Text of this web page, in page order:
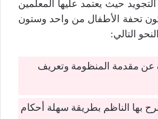
حيث يعتمد عليها المعلمين
تحفة الأطفال من واحد وستون
التالي:
عن مقدمة المنظومة وتعريف
11بيتاً يشرح بها الناظم بطريقة سهلة أحكام